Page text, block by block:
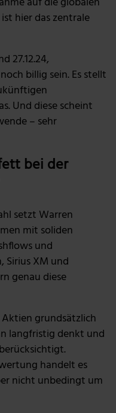
hier das zentrale
27.12.24,
billig sein. Es stellt
Und diese scheint
– sehr
bei der
setzt Warren
mit soliden
und
Sirius XM und
genau diese
grundsätzlich
langfristig denkt und
handelt es
nicht unbedingt um